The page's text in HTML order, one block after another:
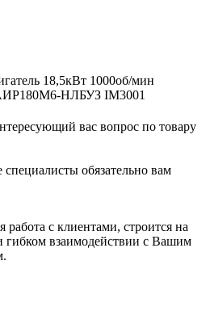
18,5кВт 1000об/мин
НЛБУЗ IM3001
вас вопрос по товару
обязательно вам
работа с клиентами, строится на
гибком взаимодействии с Вашим